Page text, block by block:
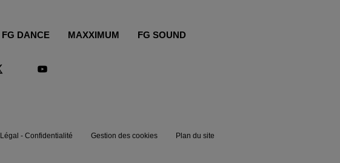
FG DANCE MAXXIMUM FG SOUND
Légal - Confidentialité Gestion des cookies Plan du site